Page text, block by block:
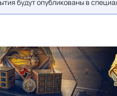
будут опубликованы в